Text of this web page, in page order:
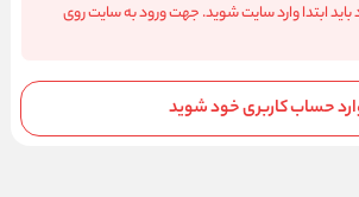
ابتدا وارد سایت شوید. جهت ورود به سایت روی
حساب کاربری خود شوید